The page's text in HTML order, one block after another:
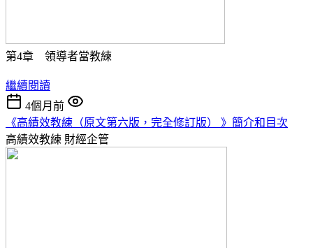
第4章 領導者當教練
繼續閱讀
4個月前
《高績效教練（原文第六版，完全修訂版） 》簡介和目次
高績效教練 財經企管